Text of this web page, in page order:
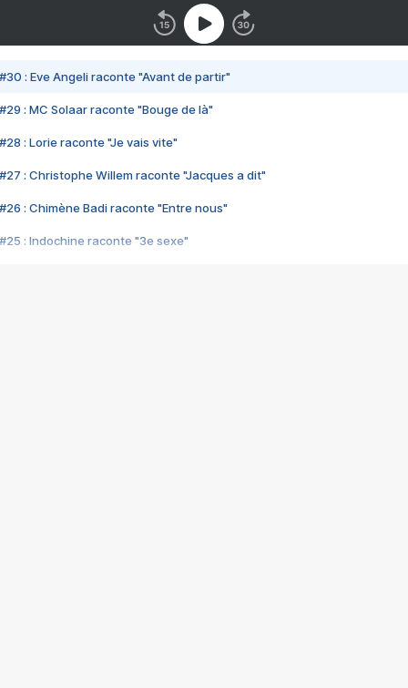
#30 : Eve Angeli raconte "Avant de partir"
#29 : MC Solaar raconte "Bouge de là"
#28 : Lorie raconte "Je vais vite"
#27 : Christophe Willem raconte "Jacques a dit"
#26 : Chimène Badi raconte "Entre nous"
#25 : Indochine raconte "3e sexe"